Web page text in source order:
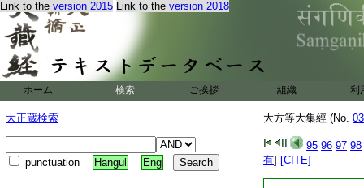
Link to the version 2015 Link to the version 2018
ホーム 検索 ご挨拶 組織 利
大正蔵検索
punctuation Hangul Eng
大方等大集經 (No.
95 96 97 98
有] [CITE]